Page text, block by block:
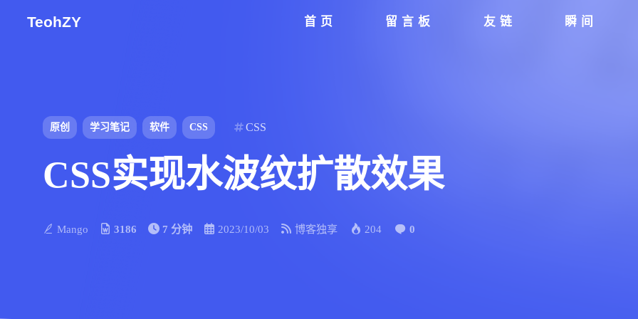
TeohZY 首页 留言板 友链 瞬间
原创 学习笔记 软件 CSS CSS
CSS实现水波纹扩散效果
Mango 3186 7 分钟 2023/10/03 博客独享 204 0